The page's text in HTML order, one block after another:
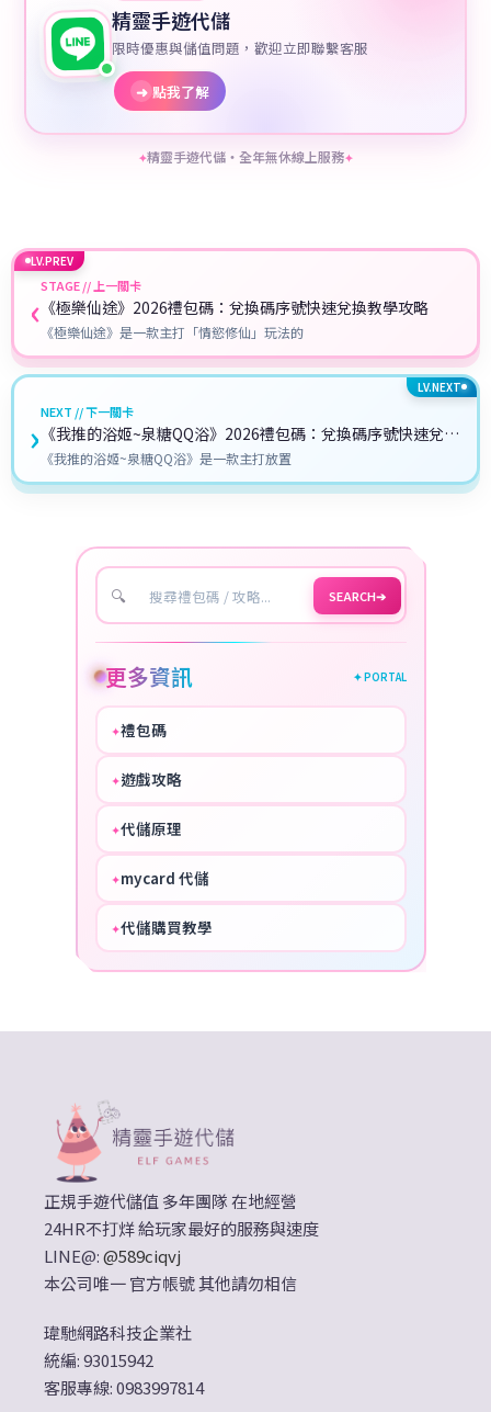
精靈手遊代儲
限時優惠與儲值問題，歡迎立即聯繫客服
➜ 點我了解
✦精靈手遊代儲・全年無休線上服務✦
LV.PREV
‹STAGE // 上一關卡
《極樂仙途》2026禮包碼：兌換碼序號快速兌換教學攻略
《極樂仙途》是一款主打「情慾修仙」玩法的
LV.NEXT
NEXT // 下一關卡
《我推的浴姬~泉糖QQ浴》2026禮包碼：兌換碼序號快速兌換
教學攻略
《我推的浴姬~泉糖QQ浴》是一款主打放置
›
🔍 SEARCH➔
更多資訊 ✦ PORTAL
✦禮包碼
✦遊戲攻略
✦代儲原理
✦mycard 代儲
✦代儲購買教學
正規手遊代儲值 多年團隊 在地經營
24HR不打烊 給玩家最好的服務與速度
LINE@:@589ciqvj
本公司唯一 官方帳號 其他請勿相信
瑋馳網路科技企業社
統編: 93015942
客服專線: 0983997814